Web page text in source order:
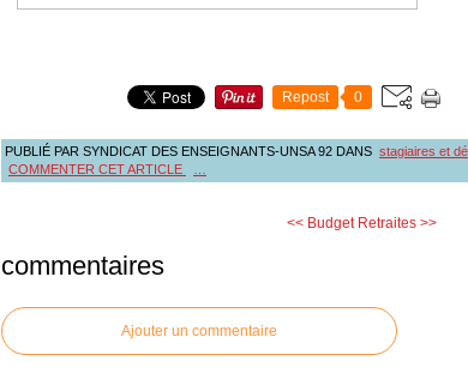
Repost 0
PUBLIÉ PAR SYNDICAT DES ENSEIGNANTS-UNSA 92 DANS stagiaires et
COMMENTER CET ARTICLE
<< Budget Retraites >>
commentaires
Ajouter un commentaire